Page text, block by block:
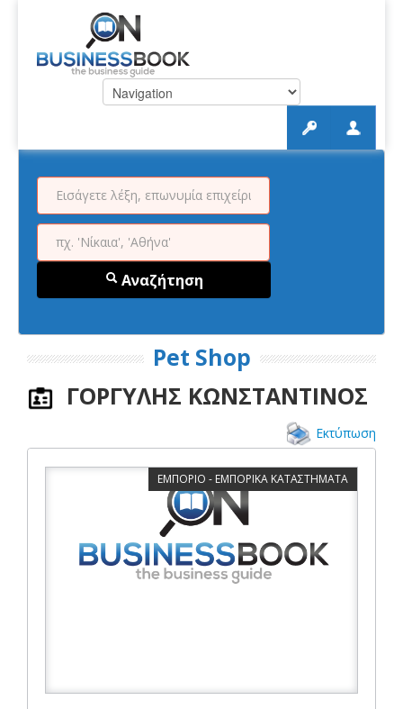
Αναζήτηση
Pet Shop
ΓΟΡΓΥΛΗΣ ΚΩΝΣΤΑΝΤΙΝΟΣ
Εκτύπωση
ΕΜΠΟΡΙΟ - ΕΜΠΟΡΙΚΑ ΚΑΤΑΣΤΗΜΑΤΑ